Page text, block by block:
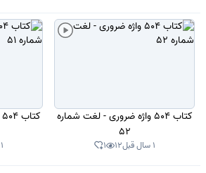
کتاب 504 واژه ضروری - لغت شماره
52
1 سال قبل 12
1 1 سال قبل